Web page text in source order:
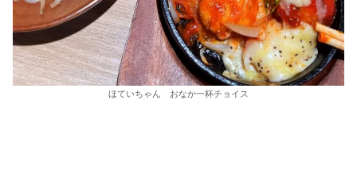
ほていちゃん おなか一杯チョイス